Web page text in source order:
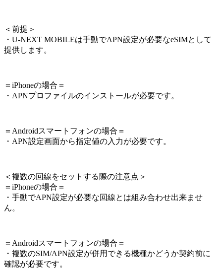
＜ 前提 ＞
・U-NEXT MOBILEは手動でAPN設定が必要なeSIMとして
提供します。
＝iPhoneの場合＝
・APNプロファイルのインストールが必要です。
＝Androidスマートフォンの場合＝
・APN設定画面から指定値の入力が必要です。
＜ 複数の回線をセットする際の注意点 ＞
＝iPhoneの場合＝
・手動でAPN設定が必要な回線とは組み合わせ出来ませ
ん。
＝Androidスマートフォンの場合＝
・複数のSIM/APN設定が併用できる機種かどうか契約前に
確認が必要です。